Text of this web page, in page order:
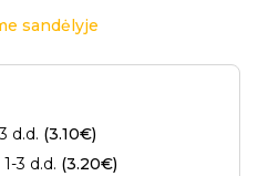
sandėlyje
d.d. (3.10€)
3 d.d. (3.20€)